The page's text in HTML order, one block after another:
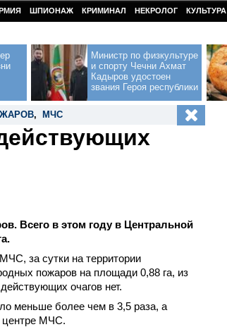
ШПИОНАЖ КРИМИНАЛ НЕКРОЛОГ КУЛЬТУРА
Министр по физкультуре
и спорту Чечни Ахмат
Кадыров удостоен
звания Героя республики
, МЧС
Всего в этом году в Центральной
за сутки на территории
пожаров на площади 0,88 га, из
очагов нет.
меньше более чем в 3,5 раза, а
центре МЧС.